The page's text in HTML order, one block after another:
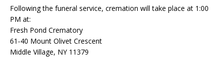
Following the funeral service, cremation will take place at 1:00
PM at:
Fresh Pond Crematory
61-40 Mount Olivet Crescent
Middle Village, NY 11379